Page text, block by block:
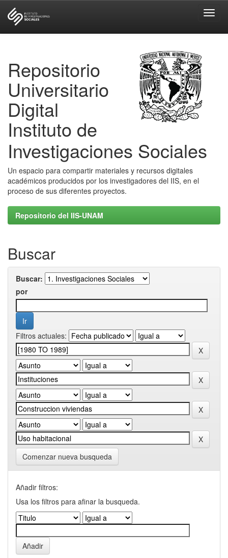
Repositorio
Universitario
Digital
Instituto de
Investigaciones Sociales
Un espacio para compartir materiales y recursos digitales
académicos producidos por los investigadores del IIS, en el
proceso de sus diferentes proyectos.
Repositorio del IIS-UNAM
Buscar
Buscar:
por
Filtros actuales:
Comenzar nueva busqueda
Añadir filtros:
Usa los filtros para afinar la busqueda.